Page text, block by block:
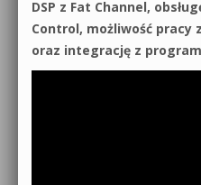
Kontakt 5 Kompendium
Pakiety
Polityka prywatności
Regulamin
DSP z Fat Channel,
Control, możliwość pracy
oraz integrację z